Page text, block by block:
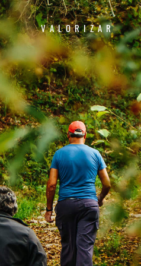
VALORIZAR